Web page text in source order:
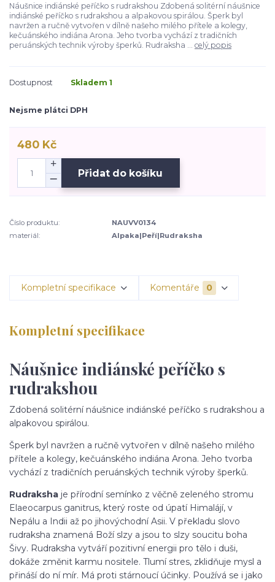
Náušnice indiánské peříčko s rudrakshou Zdobená solitérní náušnice
indiánské peříčko s rudrakshou a alpakovou spirálou. Šperk byl
navržen a ručně vytvořen v dílně našeho milého přítele a kolegy,
kečuánského indiána Arona. Jeho tvorba vychází z tradičních
peruánských technik výroby šperků. Rudraksha ... celý popis
Dostupnost Skladem 1
Nejsme plátci DPH
480 Kč
Přidat do košíku
Číslo produktu:
NAUVV0134
materiál:
Alpaka|Peří|Rudraksha
Kompletní specifikace Komentáře 0
Kompletní specifikace
Náušnice indiánské peříčko s
rudrakshou
Zdobená solitérní náušnice indiánské peříčko s rudrakshou a
alpakovou spirálou.
Šperk byl navržen a ručně vytvořen v dílně našeho milého
přítele a kolegy, kečuánského indiána Arona. Jeho tvorba
vychází z tradičních peruánských technik výroby šperků.
Rudraksha je přírodní semínko z věčně zeleného stromu
Elaeocarpus ganitrus, který roste od úpatí Himalájí, v
Nepálu a Indii až po jihovýchodní Asii. V překladu slovo
rudraksha znamená Boží slzy a jsou to slzy soucitu boha
Šivy. Rudraksha vytváří pozitivní energii pro tělo i duši,
dokáže změnit karmu nositele. Tlumí stres, zklidňuje mysl a
přináší do ní mír. Má proti stárnoucí účinky. Používá se i jako